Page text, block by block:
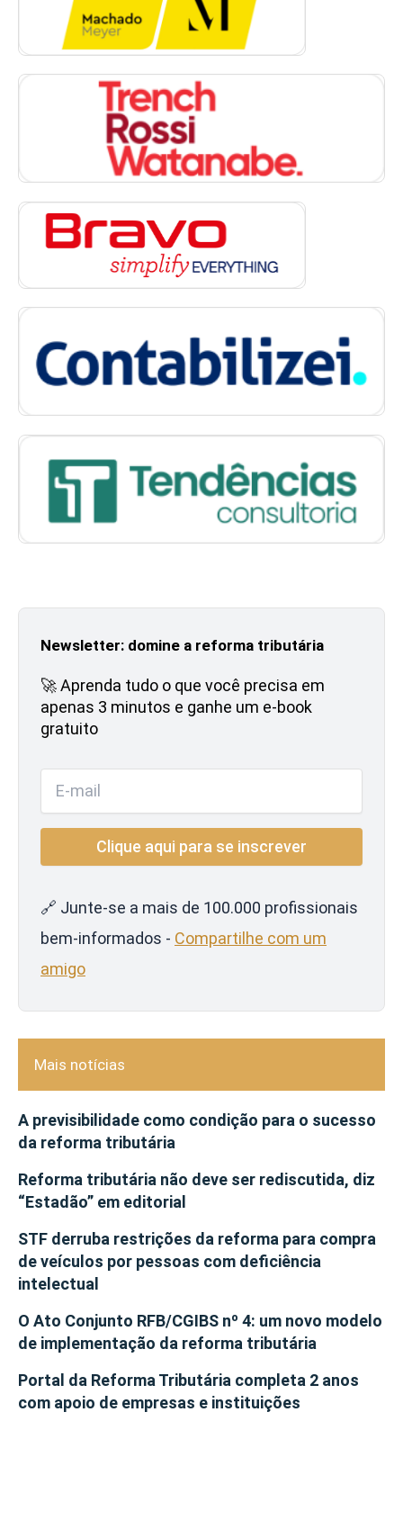
Newsletter: domine a reforma tributária
🚀 Aprenda tudo o que você precisa em
apenas 3 minutos e ganhe um e-book
gratuito
🔗 Junte-se a mais de 100.000 profissionais
bem-informados - Compartilhe com um
amigo
Mais notícias
A previsibilidade como condição para o sucesso
da reforma tributária
Reforma tributária não deve ser rediscutida, diz
“Estadão” em editorial
STF derruba restrições da reforma para compra
de veículos por pessoas com deficiência
intelectual
O Ato Conjunto RFB/CGIBS nº 4: um novo modelo
de implementação da reforma tributária
Portal da Reforma Tributária completa 2 anos
com apoio de empresas e instituições